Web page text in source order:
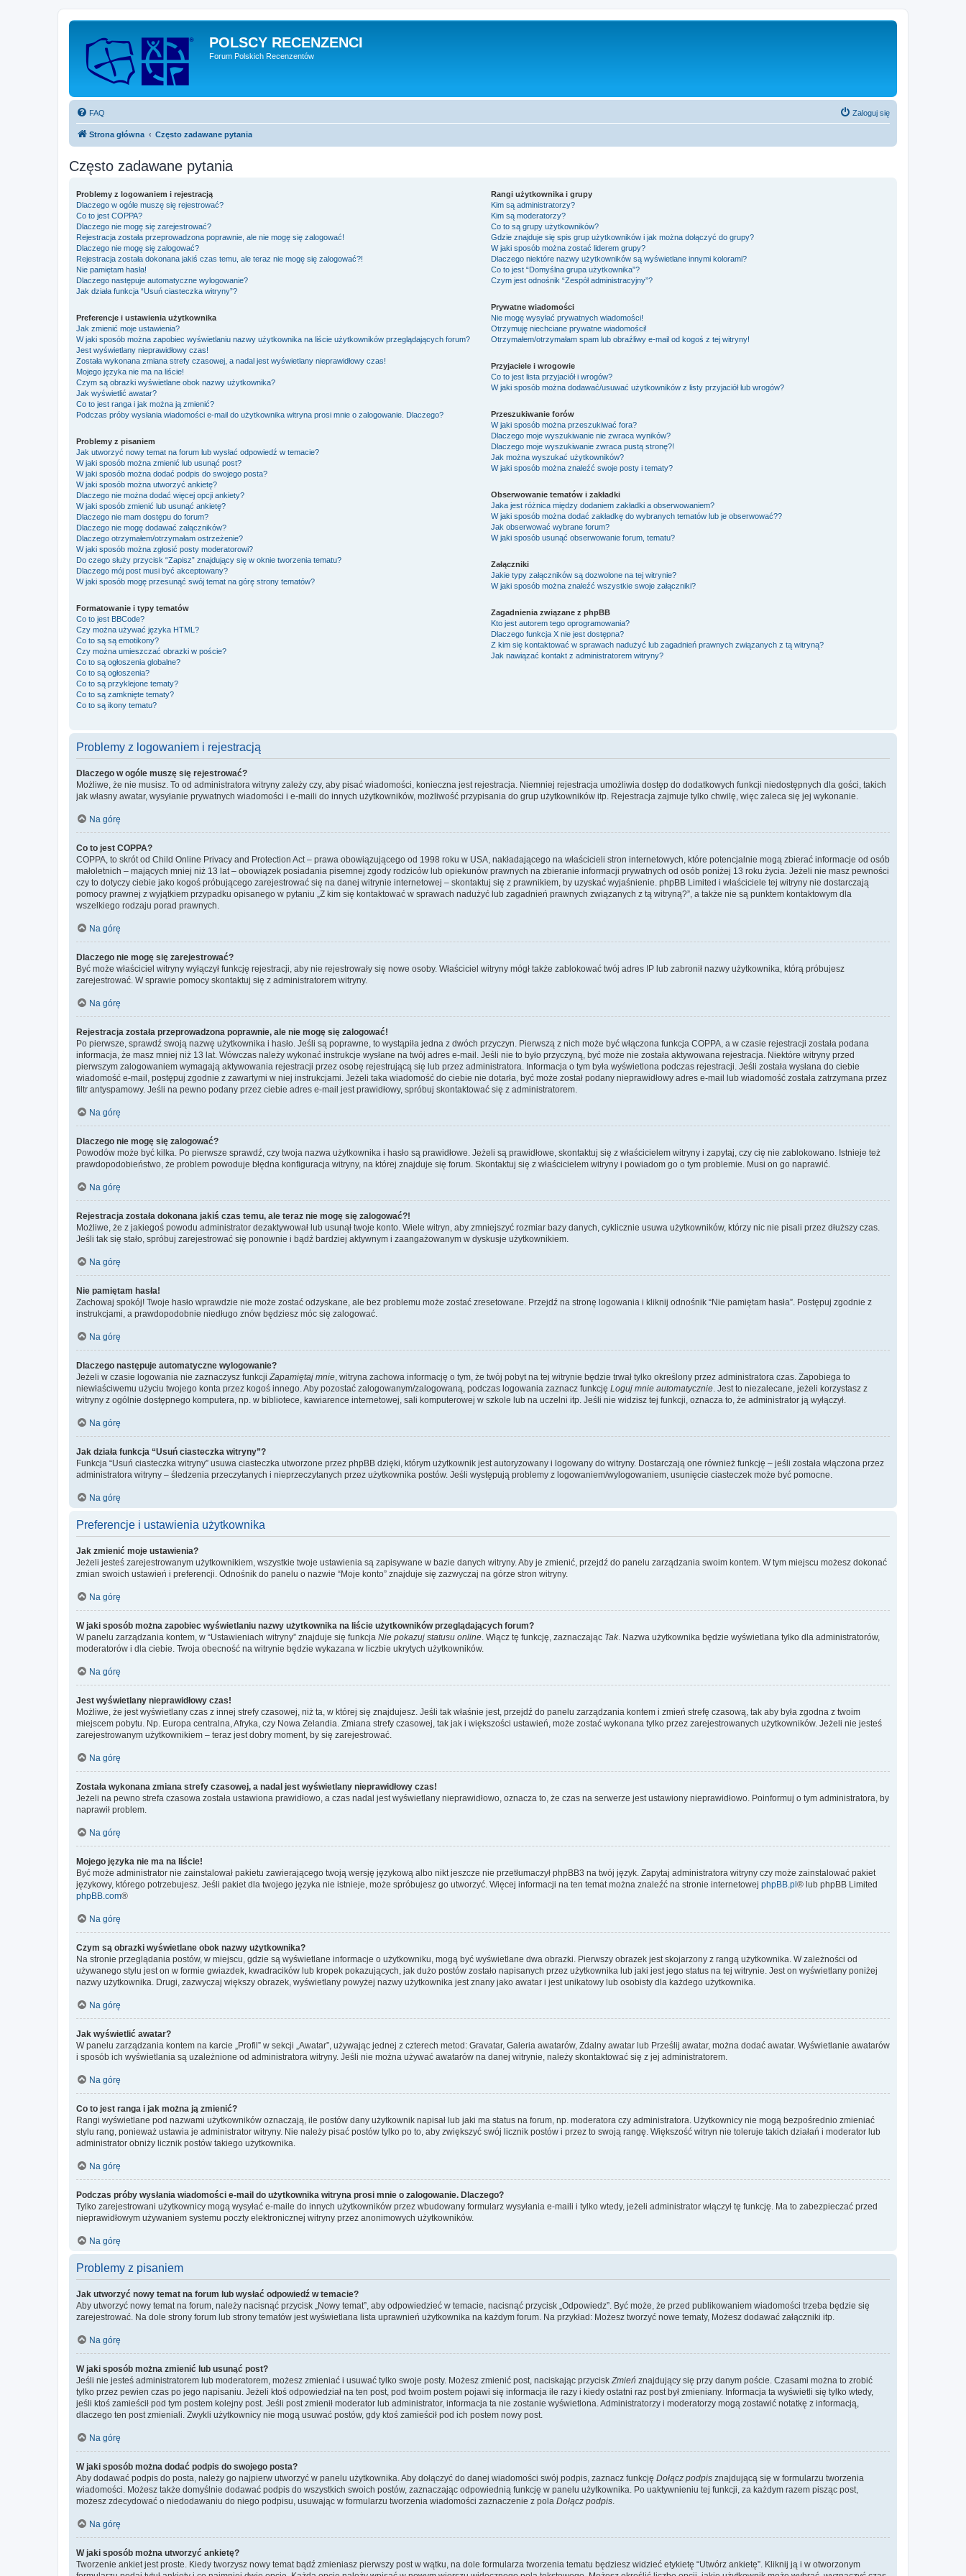
POLSCY RECENZENCI
Forum Polskich Recenzentów
FAQ Zaloguj się
Strona główna Często zadawane pytania
Często zadawane pytania
Problemy z logowaniem i rejestracją
Dlaczego w ogóle muszę się rejestrować?
Co to jest COPPA?
Dlaczego nie mogę się zarejestrować?
Rejestracja została przeprowadzona poprawnie, ale nie mogę się zalogować!
Dlaczego nie mogę się zalogować?
Rejestracja została dokonana jakiś czas temu, ale teraz nie mogę się zalogować?!
Nie pamiętam hasła!
Dlaczego następuje automatyczne wylogowanie?
Jak działa funkcja “Usuń ciasteczka witryny”?
Preferencje i ustawienia użytkownika
Jak zmienić moje ustawienia?
W jaki sposób można zapobiec wyświetlaniu nazwy użytkownika na liście użytkowników przeglądających forum?
Jest wyświetlany nieprawidłowy czas!
Została wykonana zmiana strefy czasowej, a nadal jest wyświetlany nieprawidłowy czas!
Mojego języka nie ma na liście!
Czym są obrazki wyświetlane obok nazwy użytkownika?
Jak wyświetlić awatar?
Co to jest ranga i jak można ją zmienić?
Podczas próby wysłania wiadomości e-mail do użytkownika witryna prosi mnie o zalogowanie. Dlaczego?
Problemy z pisaniem
Jak utworzyć nowy temat na forum lub wysłać odpowiedź w temacie?
W jaki sposób można zmienić lub usunąć post?
W jaki sposób można dodać podpis do swojego posta?
W jaki sposób można utworzyć ankietę?
Dlaczego nie można dodać więcej opcji ankiety?
W jaki sposób zmienić lub usunąć ankietę?
Dlaczego nie mam dostępu do forum?
Dlaczego nie mogę dodawać załączników?
Dlaczego otrzymałem/otrzymałam ostrzeżenie?
W jaki sposób można zgłosić posty moderatorowi?
Do czego służy przycisk “Zapisz” znajdujący się w oknie tworzenia tematu?
Dlaczego mój post musi być akceptowany?
W jaki sposób mogę przesunąć swój temat na górę strony tematów?
Formatowanie i typy tematów
Co to jest BBCode?
Czy można używać języka HTML?
Co to są są emotikony?
Czy można umieszczać obrazki w poście?
Co to są ogłoszenia globalne?
Co to są ogłoszenia?
Co to są przyklejone tematy?
Co to są zamknięte tematy?
Co to są ikony tematu?
Rangi użytkownika i grupy
Kim są administratorzy?
Kim są moderatorzy?
Co to są grupy użytkowników?
Gdzie znajduje się spis grup użytkowników i jak można dołączyć do grupy?
W jaki sposób można zostać liderem grupy?
Dlaczego niektóre nazwy użytkowników są wyświetlane innymi kolorami?
Co to jest “Domyślna grupa użytkownika”?
Czym jest odnośnik “Zespół administracyjny”?
Prywatne wiadomości
Nie mogę wysyłać prywatnych wiadomości!
Otrzymuję niechciane prywatne wiadomości!
Otrzymałem/otrzymałam spam lub obraźliwy e-mail od kogoś z tej witryny!
Przyjaciele i wrogowie
Co to jest lista przyjaciół i wrogów?
W jaki sposób można dodawać/usuwać użytkowników z listy przyjaciół lub wrogów?
Przeszukiwanie forów
W jaki sposób można przeszukiwać fora?
Dlaczego moje wyszukiwanie nie zwraca wyników?
Dlaczego moje wyszukiwanie zwraca pustą stronę?!
Jak można wyszukać użytkowników?
W jaki sposób można znaleźć swoje posty i tematy?
Obserwowanie tematów i zakładki
Jaka jest różnica między dodaniem zakładki a obserwowaniem?
W jaki sposób można dodać zakładkę do wybranych tematów lub je obserwować??
Jak obserwować wybrane forum?
W jaki sposób usunąć obserwowanie forum, tematu?
Załączniki
Jakie typy załączników są dozwolone na tej witrynie?
W jaki sposób można znaleźć wszystkie swoje załączniki?
Zagadnienia związane z phpBB
Kto jest autorem tego oprogramowania?
Dlaczego funkcja X nie jest dostępna?
Z kim się kontaktować w sprawach nadużyć lub zagadnień prawnych związanych z tą witryną?
Jak nawiązać kontakt z administratorem witryny?
Problemy z logowaniem i rejestracją
Dlaczego w ogóle muszę się rejestrować?
Możliwe, że nie musisz. To od administratora witryny zależy czy, aby pisać wiadomości, konieczna jest rejestracja. Niemniej rejestracja umożliwia dostęp do dodatkowych funkcji niedostępnych dla gości, takich
jak własny awatar, wysyłanie prywatnych wiadomości i e-maili do innych użytkowników, możliwość przypisania do grup użytkowników itp. Rejestracja zajmuje tylko chwilę, więc zaleca się jej wykonanie.
Na górę
Co to jest COPPA?
COPPA, to skrót od Child Online Privacy and Protection Act – prawa obowiązującego od 1998 roku w USA, nakładającego na właścicieli stron internetowych, które potencjalnie mogą zbierać informacje od osób
małoletnich – mających mniej niż 13 lat – obowiązek posiadania pisemnej zgody rodziców lub opiekunów prawnych na zbieranie informacji prywatnych od osób poniżej 13 roku życia. Jeżeli nie masz pewności
czy to dotyczy ciebie jako kogoś próbującego zarejestrować się na danej witrynie internetowej – skontaktuj się z prawnikiem, by uzyskać wyjaśnienie. phpBB Limited i właściciele tej witryny nie dostarczają
pomocy prawnej z wyjątkiem przypadku opisanego w pytaniu „Z kim się kontaktować w sprawach nadużyć lub zagadnień prawnych związanych z tą witryną?”, a także nie są punktem kontaktowym dla
wszelkiego rodzaju porad prawnych.
Na górę
Dlaczego nie mogę się zarejestrować?
Być może właściciel witryny wyłączył funkcję rejestracji, aby nie rejestrowały się nowe osoby. Właściciel witryny mógł także zablokować twój adres IP lub zabronił nazwy użytkownika, którą próbujesz
zarejestrować. W sprawie pomocy skontaktuj się z administratorem witryny.
Na górę
Rejestracja została przeprowadzona poprawnie, ale nie mogę się zalogować!
Po pierwsze, sprawdź swoją nazwę użytkownika i hasło. Jeśli są poprawne, to wystąpiła jedna z dwóch przyczyn. Pierwszą z nich może być włączona funkcja COPPA, a w czasie rejestracji została podana
informacja, że masz mniej niż 13 lat. Wówczas należy wykonać instrukcje wysłane na twój adres e-mail. Jeśli nie to było przyczyną, być może nie została aktywowana rejestracja. Niektóre witryny przed
pierwszym zalogowaniem wymagają aktywowania rejestracji przez osobę rejestrującą się lub przez administratora. Informacja o tym była wyświetlona podczas rejestracji. Jeśli została wysłana do ciebie
wiadomość e-mail, postępuj zgodnie z zawartymi w niej instrukcjami. Jeżeli taka wiadomość do ciebie nie dotarła, być może został podany nieprawidłowy adres e-mail lub wiadomość została zatrzymana przez
filtr antyspamowy. Jeśli na pewno podany przez ciebie adres e-mail jest prawidłowy, spróbuj skontaktować się z administratorem.
Na górę
Dlaczego nie mogę się zalogować?
Powodów może być kilka. Po pierwsze sprawdź, czy twoja nazwa użytkownika i hasło są prawidłowe. Jeżeli są prawidłowe, skontaktuj się z właścicielem witryny i zapytaj, czy cię nie zablokowano. Istnieje też
prawdopodobieństwo, że problem powoduje błędna konfiguracja witryny, na której znajduje się forum. Skontaktuj się z właścicielem witryny i powiadom go o tym problemie. Musi on go naprawić.
Na górę
Rejestracja została dokonana jakiś czas temu, ale teraz nie mogę się zalogować?!
Możliwe, że z jakiegoś powodu administrator dezaktywował lub usunął twoje konto. Wiele witryn, aby zmniejszyć rozmiar bazy danych, cyklicznie usuwa użytkowników, którzy nic nie pisali przez dłuższy czas.
Jeśli tak się stało, spróbuj zarejestrować się ponownie i bądź bardziej aktywnym i zaangażowanym w dyskusje użytkownikiem.
Na górę
Nie pamiętam hasła!
Zachowaj spokój! Twoje hasło wprawdzie nie może zostać odzyskane, ale bez problemu może zostać zresetowane. Przejdź na stronę logowania i kliknij odnośnik “Nie pamiętam hasła”. Postępuj zgodnie z
instrukcjami, a prawdopodobnie niedługo znów będziesz móc się zalogować.
Na górę
Dlaczego następuje automatyczne wylogowanie?
Jeżeli w czasie logowania nie zaznaczysz funkcjiZapamiętaj mnie, witryna zachowa informację o tym, że twój pobyt na tej witrynie będzie trwał tylko określony przez administratora czas. Zapobiega to
niewłaściwemu użyciu twojego konta przez kogoś innego. Aby pozostać zalogowanym/zalogowaną, podczas logowania zaznacz funkcję Loguj mnie automatycznie. Jest to niezalecane, jeżeli korzystasz z
witryny z ogólnie dostępnego komputera, np. w bibliotece, kawiarence internetowej, sali komputerowej w szkole lub na uczelni itp. Jeśli nie widzisz tej funkcji, oznacza to, że administrator ją wyłączył.
Na górę
Jak działa funkcja “Usuń ciasteczka witryny”?
Funkcja “Usuń ciasteczka witryny” usuwa ciasteczka utworzone przez phpBB dzięki, którym użytkownik jest autoryzowany i logowany do witryny. Dostarczają one również funkcję – jeśli została włączona przez
administratora witryny – śledzenia przeczytanych i nieprzeczytanych przez użytkownika postów. Jeśli występują problemy z logowaniem/wylogowaniem, usunięcie ciasteczek może być pomocne.
Na górę
Preferencje i ustawienia użytkownika
Jak zmienić moje ustawienia?
Jeżeli jesteś zarejestrowanym użytkownikiem, wszystkie twoje ustawienia są zapisywane w bazie danych witryny. Aby je zmienić, przejdź do panelu zarządzania swoim kontem. W tym miejscu możesz dokonać
zmian swoich ustawień i preferencji. Odnośnik do panelu o nazwie “Moje konto” znajduje się zazwyczaj na górze stron witryny.
Na górę
W jaki sposób można zapobiec wyświetlaniu nazwy użytkownika na liście użytkowników przeglądających forum?
W panelu zarządzania kontem, w “Ustawieniach witryny” znajduje się funkcja Nie pokazuj statusu online. Włącz tę funkcję, zaznaczając Tak. Nazwa użytkownika będzie wyświetlana tylko dla administratorów,
moderatorów i dla ciebie. Twoja obecność na witrynie będzie wykazana w liczbie ukrytych użytkowników.
Na górę
Jest wyświetlany nieprawidłowy czas!
Możliwe, że jest wyświetlany czas z innej strefy czasowej, niż ta, w której się znajdujesz. Jeśli tak właśnie jest, przejdź do panelu zarządzania kontem i zmień strefę czasową, tak aby była zgodna z twoim
miejscem pobytu. Np. Europa centralna, Afryka, czy Nowa Zelandia. Zmiana strefy czasowej, tak jak i większości ustawień, może zostać wykonana tylko przez zarejestrowanych użytkowników. Jeżeli nie jesteś
zarejestrowanym użytkownikiem – teraz jest dobry moment, by się zarejestrować.
Na górę
Została wykonana zmiana strefy czasowej, a nadal jest wyświetlany nieprawidłowy czas!
Jeżeli na pewno strefa czasowa została ustawiona prawidłowo, a czas nadal jest wyświetlany nieprawidłowo, oznacza to, że czas na serwerze jest ustawiony nieprawidłowo. Poinformuj o tym administratora, by
naprawił problem.
Na górę
Mojego języka nie ma na liście!
Być może administrator nie zainstalował pakietu zawierającego twoją wersję językową albo nikt jeszcze nie przetłumaczył phpBB3 na twój język. Zapytaj administratora witryny czy może zainstalować pakiet
językowy, którego potrzebujesz. Jeśli pakiet dla twojego języka nie istnieje, może spróbujesz go utworzyć. Więcej informacji na ten temat można znaleźć na stronie internetowej phpBB.pl ® lub phpBB Limited
phpBB.com®
Na górę
Czym są obrazki wyświetlane obok nazwy użytkownika?
Na stronie przeglądania postów, w miejscu, gdzie są wyświetlane informacje o użytkowniku, mogą być wyświetlane dwa obrazki. Pierwszy obrazek jest skojarzony z rangą użytkownika. W zależności od
używanego stylu jest on w formie gwiazdek, kwadracików lub kropek pokazujących, jak dużo postów zostało napisanych przez użytkownika lub jaki jest jego status na tej witrynie. Jest on wyświetlany poniżej
nazwy użytkownika. Drugi, zazwyczaj większy obrazek, wyświetlany powyżej nazwy użytkownika jest znany jako awatar i jest unikatowy lub osobisty dla każdego użytkownika.
Na górę
Jak wyświetlić awatar?
W panelu zarządzania kontem na karcie „Profil” w sekcji „Awatar”, używając jednej z czterech metod: Gravatar, Galeria awatarów, Zdalny awatar lub Prześlij awatar, można dodać awatar. Wyświetlanie awatarów
i sposób ich wyświetlania są uzależnione od administratora witryny. Jeśli nie można używać awatarów na danej witrynie, należy skontaktować się z jej administratorem.
Na górę
Co to jest ranga i jak można ją zmienić?
Rangi wyświetlane pod nazwami użytkowników oznaczają, ile postów dany użytkownik napisał lub jaki ma status na forum, np. moderatora czy administratora. Użytkownicy nie mogą bezpośrednio zmieniać
stylu rang, ponieważ ustawia je administrator witryny. Nie należy pisać postów tylko po to, aby zwiększyć swój licznik postów i przez to swoją rangę. Większość witryn nie toleruje takich działań i moderator lub
administrator obniży licznik postów takiego użytkownika.
Na górę
Podczas próby wysłania wiadomości e-mail do użytkownika witryna prosi mnie o zalogowanie. Dlaczego?
Tylko zarejestrowani użytkownicy mogą wysyłać e-maile do innych użytkowników przez wbudowany formularz wysyłania e-maili i tylko wtedy, jeżeli administrator włączył tę funkcję. Ma to zabezpieczać przed
nieprawidłowym używaniem systemu poczty elektronicznej witryny przez anonimowych użytkowników.
Na górę
Problemy z pisaniem
Jak utworzyć nowy temat na forum lub wysłać odpowiedź w temacie?
Aby utworzyć nowy temat na forum, należy nacisnąć przycisk „Nowy temat”, aby odpowiedzieć w temacie, nacisnąć przycisk „Odpowiedz”. Być może, że przed publikowaniem wiadomości trzeba będzie się
zarejestrować. Na dole strony forum lub strony tematów jest wyświetlana lista uprawnień użytkownika na każdym forum. Na przykład: Możesz tworzyć nowe tematy, Możesz dodawać załączniki itp.
Na górę
W jaki sposób można zmienić lub usunąć post?
Jeśli nie jesteś administratorem lub moderatorem, możesz zmieniać i usuwać tylko swoje posty. Możesz zmienić post, naciskając przyciskZmień znajdujący się przy danym poście. Czasami można to zrobić
tylko przez pewien czas po jego napisaniu. Jeżeli ktoś odpowiedział na ten post, pod twoim postem pojawi się informacja ile razy i kiedy ostatni raz post był zmieniany. Informacja ta wyświetli się tylko wtedy,
jeśli ktoś zamieścił pod tym postem kolejny post. Jeśli post zmienił moderator lub administrator, informacja ta nie zostanie wyświetlona. Administratorzy i moderatorzy mogą zostawić notatkę z informacją,
dlaczego ten post zmieniali. Zwykli użytkownicy nie mogą usuwać postów, gdy ktoś zamieścił pod ich postem nowy post.
Na górę
W jaki sposób można dodać podpis do swojego posta?
Aby dodawać podpis do posta, należy go najpierw utworzyć w panelu użytkownika. Aby dołączyć do danej wiadomości swój podpis, zaznacz funkcję Dołącz podpis znajdującą się w formularzu tworzenia
wiadomości. Możesz także domyślnie dodawać podpis do wszystkich swoich postów, zaznaczając odpowiednią funkcję w panelu użytkownika. Po uaktywnieniu tej funkcji, za każdym razem pisząc post,
możesz zdecydować o niedodawaniu do niego podpisu, usuwając w formularzu tworzenia wiadomości zaznaczenie z pola Dołącz podpis.
Na górę
W jaki sposób można utworzyć ankietę?
Tworzenie ankiet jest proste. Kiedy tworzysz nowy temat bądź zmieniasz pierwszy post w wątku, na dole formularza tworzenia tematu będziesz widzieć etykietę “Utwórz ankietę”. Kliknij ją i w otworzonym